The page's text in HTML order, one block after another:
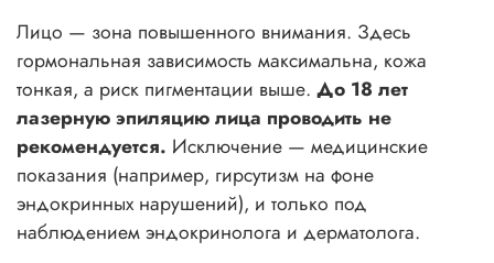
Лицо — зона повышенного внимания. Здесь
гормональная зависимость максимальна, кожа
тонкая, а риск пигментации выше. До 18 лет
лазерную эпиляцию лица проводить не
рекомендуется. Исключение — медицинские
показания (например, гирсутизм на фоне
эндокринных нарушений), и только под
наблюдением эндокринолога и дерматолога.